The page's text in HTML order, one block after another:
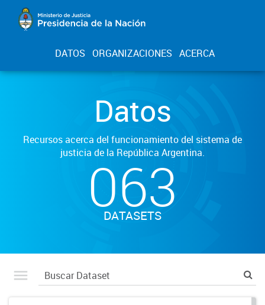
DATOS ORGANIZACIONES ACERCA
Datos
Recursos acerca del funcionamiento del sistema de
justicia de la República Argentina.
063
DATASETS